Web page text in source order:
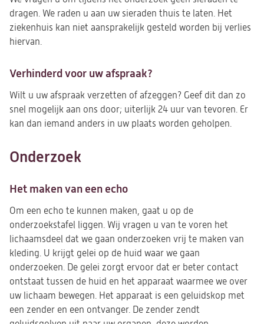
dragen. We raden u aan uw sieraden thuis te laten. Het
ziekenhuis kan niet aansprakelijk gesteld worden bij verlies
hiervan.
Verhinderd voor uw afspraak?
Wilt u uw afspraak verzetten of afzeggen? Geef dit dan zo
snel mogelijk aan ons door; uiterlijk 24 uur van tevoren. Er
kan dan iemand anders in uw plaats worden geholpen.
Onderzoek
Het maken van een echo
Om een echo te kunnen maken, gaat u op de
onderzoekstafel liggen. Wij vragen u van te voren het
lichaamsdeel dat we gaan onderzoeken vrij te maken van
kleding. U krijgt gelei op de huid waar we gaan
onderzoeken. De gelei zorgt ervoor dat er beter contact
ontstaat tussen de huid en het apparaat waarmee we over
uw lichaam bewegen. Het apparaat is een geluidskop met
een zender en een ontvanger. De zender zendt